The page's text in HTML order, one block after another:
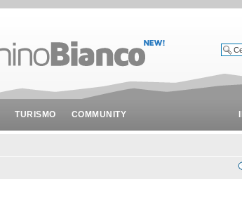
TURISMO COMMUNITY